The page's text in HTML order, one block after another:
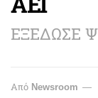
ΕΞΕΔΩΣΕ
Από Newsroom